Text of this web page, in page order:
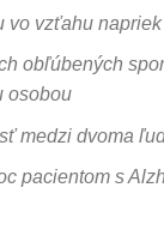
vo vzťahu
obľúbených
osobou
medzi dvoma
pacientom s